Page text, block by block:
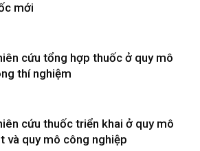
mới
cứu tổng hợp thuốc ở quy mô
thí nghiệm
cứu thuốc triển khai ở quy mô
và quy mô công nghiệp